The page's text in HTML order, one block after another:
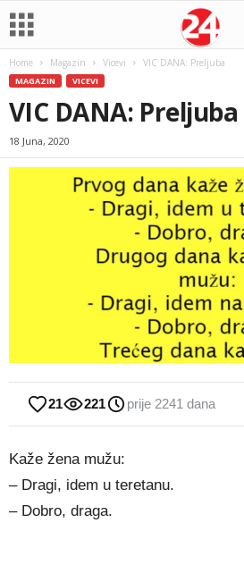
Home Magazin Vicevi VIC DANA: Preljuba
MAGAZIN VICEVI
VIC DANA: Preljuba
18 Juna, 2020
21 221 prije 2241 dana
Kaže žena mužu:
– Dragi, idem u teretanu.
– Dobro, draga.